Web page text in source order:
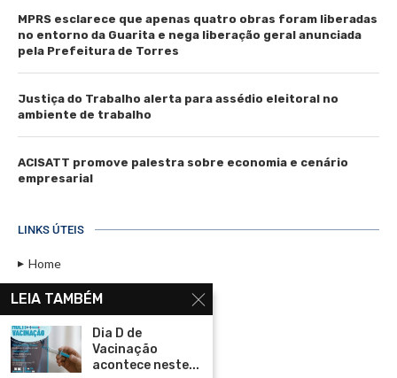
MPRS esclarece que apenas quatro obras foram liberadas
no entorno da Guarita e nega liberação geral anunciada
pela Prefeitura de Torres
Justiça do Trabalho alerta para assédio eleitoral no
ambiente de trabalho
ACISATT promove palestra sobre economia e cenário
empresarial
LINKS ÚTEIS
Home
Assinar
Contato
Política de Privacidade
Rádio Maristela - Ao Vivo
LEIA TAMBÉM
Dia D de
Vacinação
acontece neste...